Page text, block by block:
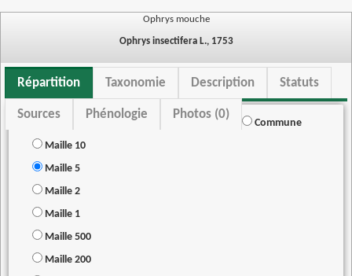
Ophrys mouche
Ophrys insectifera L., 1753
Répartition Taxonomie Description Statuts
Sources Phénologie Photos (0)
Commune
Maille 10
Maille 5
Maille 2
Maille 1
Maille 500
Maille 200